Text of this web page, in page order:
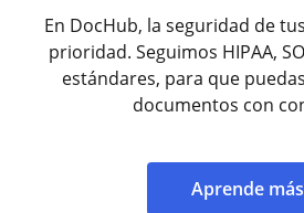
En DocHub, la seguridad de
prioridad. Seguimos HIPAA,
estándares, para que
documentos con
Aprende más